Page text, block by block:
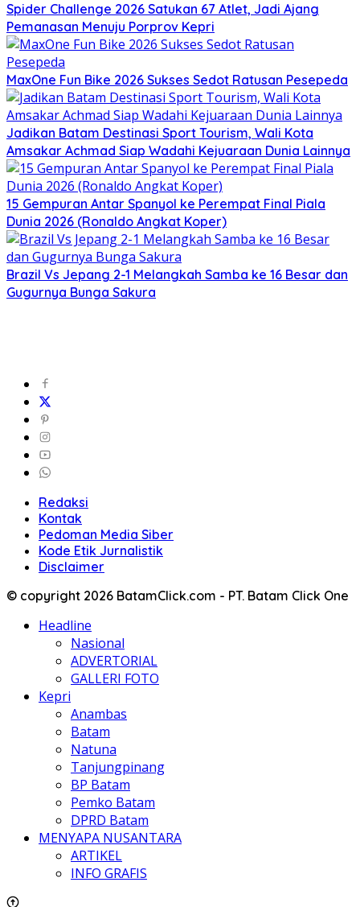
Spider Challenge 2026 Satukan 67 Atlet, Jadi Ajang
Pemanasan Menuju Porprov Kepri
MaxOne Fun Bike 2026 Sukses Sedot Ratusan Pesepeda
Jadikan Batam Destinasi Sport Tourism, Wali Kota
Amsakar Achmad Siap Wadahi Kejuaraan Dunia Lainnya
15 Gempuran Antar Spanyol ke Perempat Final Piala
Dunia 2026 (Ronaldo Angkat Koper)
Brazil Vs Jepang 2-1 Melangkah Samba ke 16 Besar dan
Gugurnya Bunga Sakura
Redaksi
Kontak
Pedoman Media Siber
Kode Etik Jurnalistik
Disclaimer
© copyright 2026 BatamClick.com - PT. Batam Click One
Headline
Nasional
ADVERTORIAL
GALLERI FOTO
Kepri
Anambas
Batam
Natuna
Tanjungpinang
BP Batam
Pemko Batam
DPRD Batam
MENYAPA NUSANTARA
ARTIKEL
INFO GRAFIS